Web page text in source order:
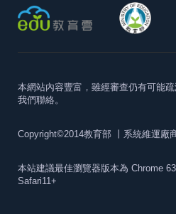
本網站內容豐富，雖經審查仍有可能疏
我們聯絡。
Copyright©2014教育部 丨系統維運廠
本站建議最佳瀏覽器版本為 Chrome
Safari11+